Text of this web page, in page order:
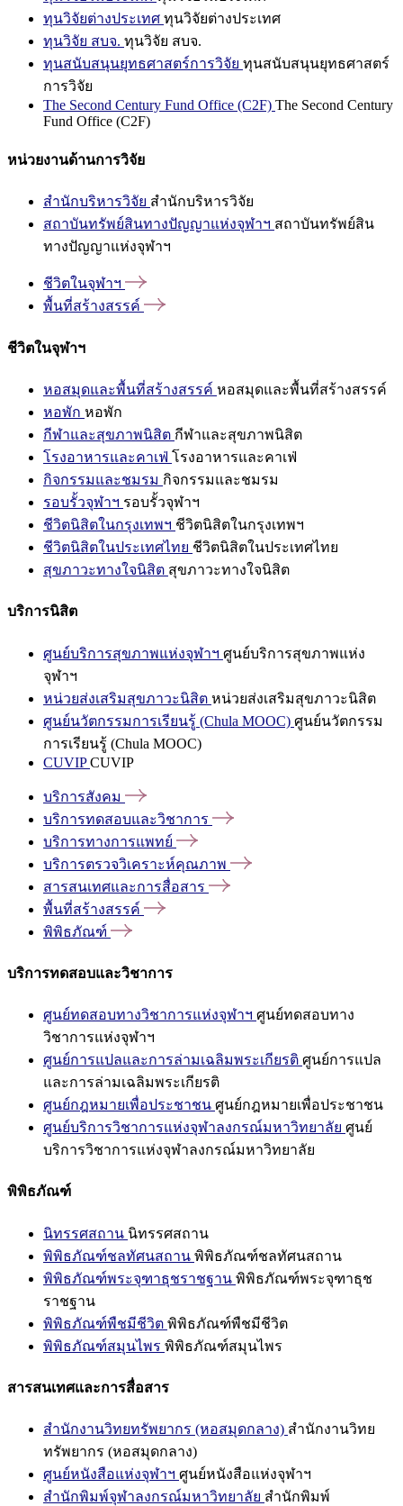
ทุนวิจัยต่างประเทศ ทุนวิจัยต่างประเทศ
ทุนวิจัย สบจ. ทุนวิจัย สบจ.
ทุนสนับสนุนยุทธศาสตร์การวิจัย ทุนสนับสนุนยุทธศาสตร์
การวิจัย
The Second Century Fund Office (C2F) The Second Century
Fund Office (C2F)
หน่วยงานด้านการวิจัย
สำนักบริหารวิจัย สำนักบริหารวิจัย
สถาบันทรัพย์สินทางปัญญาแห่งจุฬาฯ สถาบันทรัพย์สิน
ทางปัญญาแห่งจุฬาฯ
ชีวิตในจุฬาฯ
พื้นที่สร้างสรรค์
ชีวิตในจุฬาฯ
หอสมุดและพื้นที่สร้างสรรค์ หอสมุดและพื้นที่สร้างสรรค์
หอพัก หอพัก
กีฬาและสุขภาพนิสิต กีฬาและสุขภาพนิสิต
โรงอาหารและคาเฟ่ โรงอาหารและคาเฟ่
กิจกรรมและชมรม กิจกรรมและชมรม
รอบรั้วจุฬาฯ รอบรั้วจุฬาฯ
ชีวิตนิสิตในกรุงเทพฯ ชีวิตนิสิตในกรุงเทพฯ
ชีวิตนิสิตในประเทศไทย ชีวิตนิสิตในประเทศไทย
สุขภาวะทางใจนิสิต สุขภาวะทางใจนิสิต
บริการนิสิต
ศูนย์บริการสุขภาพแห่งจุฬาฯ ศูนย์บริการสุขภาพแห่ง
จุฬาฯ
หน่วยส่งเสริมสุขภาวะนิสิต หน่วยส่งเสริมสุขภาวะนิสิต
ศูนย์นวัตกรรมการเรียนรู้ (Chula MOOC) ศูนย์นวัตกรรม
การเรียนรู้ (Chula MOOC)
CUVIPCUVIP
บริการสังคม
บริการทดสอบและวิชาการ
บริการทางการแพทย์
บริการตรวจวิเคราะห์คุณภาพ
สารสนเทศและการสื่อสาร
พื้นที่สร้างสรรค์
พิพิธภัณฑ์
บริการทดสอบและวิชาการ
ศูนย์ทดสอบทางวิชาการแห่งจุฬาฯ ศูนย์ทดสอบทาง
วิชาการแห่งจุฬาฯ
ศูนย์การแปลและการล่ามเฉลิมพระเกียรติ ศูนย์การแปล
และการล่ามเฉลิมพระเกียรติ
ศูนย์กฎหมายเพื่อประชาชน ศูนย์กฎหมายเพื่อประชาชน
ศูนย์บริการวิชาการแห่งจุฬาลงกรณ์มหาวิทยาลัย ศูนย์
บริการวิชาการแห่งจุฬาลงกรณ์มหาวิทยาลัย
พิพิธภัณฑ์
นิทรรศสถาน นิทรรศสถาน
พิพิธภัณฑ์ชลทัศนสถาน พิพิธภัณฑ์ชลทัศนสถาน
พิพิธภัณฑ์พระจุฑาธุชราชฐาน พิพิธภัณฑ์พระจุฑาธุช
ราชฐาน
พิพิธภัณฑ์พืชมีชีวิต พิพิธภัณฑ์พืชมีชีวิต
พิพิธภัณฑ์สมุนไพร พิพิธภัณฑ์สมุนไพร
สารสนเทศและการสื่อสาร
สำนักงานวิทยทรัพยากร (หอสมุดกลาง) สำนักงานวิทย
ทรัพยากร (หอสมุดกลาง)
ศูนย์หนังสือแห่งจุฬาฯ ศูนย์หนังสือแห่งจุฬาฯ
สำนักพิมพ์จุฬาลงกรณ์มหาวิทยาลัย สำนักพิมพ์